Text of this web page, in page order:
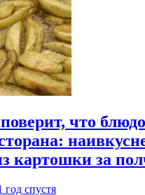
что блюдо
картошки за
год спустя